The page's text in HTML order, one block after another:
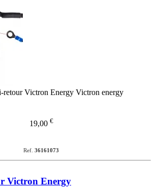
19,00 €
Ref. 36161073
Victron Energy